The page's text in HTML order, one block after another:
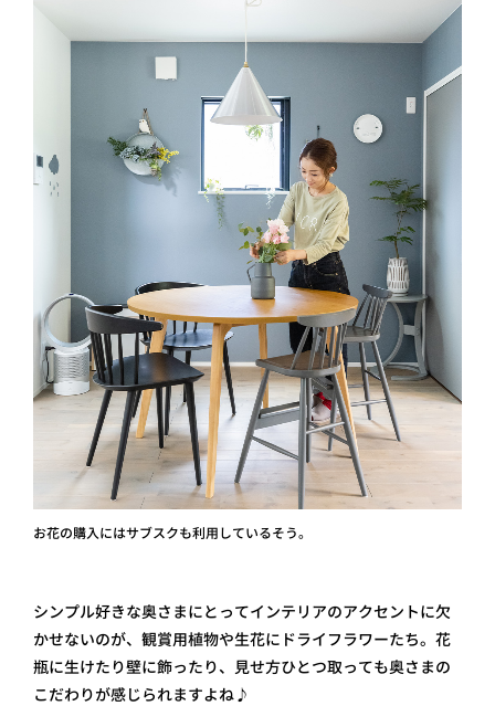
お花の購入にはサブスクも利用しているそう。
シンプル好きな奥さまにとってインテリアのアクセントに欠
かせないのが、観賞用植物や生花にドライフラワーたち。花
瓶に生けたり壁に飾ったり、見せ方ひとつ取っても奥さまの
こだわりが感じられますよね♪